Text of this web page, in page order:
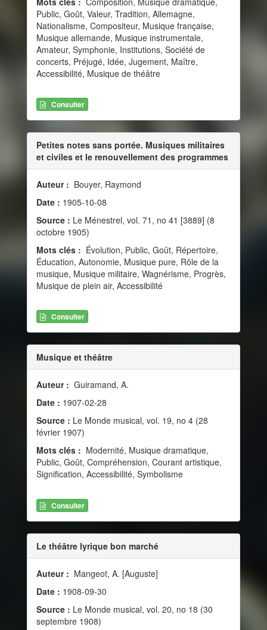
Public, Goût, Valeur, Tradition, Allemagne,
Nationalisme, Compositeur, Musique française,
Musique allemande, Musique instrumentale,
Amateur, Symphonie, Institutions, Société de
concerts, Préjugé, Idée, Jugement, Maître,
Accessibilité, Musique de théâtre
Consulter
Petites notes sans portée. Musiques militaires
et civiles et le renouvellement des programmes
Auteur : Bouyer, Raymond
Date : 1905-10-08
Source : Le Ménestrel, vol. 71, no 41 [3889] (8
octobre 1905)
Mots clés : Évolution, Public, Goût, Répertoire,
Éducation, Autonomie, Musique pure, Rôle de la
musique, Musique militaire, Wagnérisme, Progrès,
Musique de plein air, Accessibilité
Consulter
Musique et théâtre
Auteur : Guiramand, A.
Date : 1907-02-28
Source : Le Monde musical, vol. 19, no 4 (28
février 1907)
Mots clés : Modernité, Musique dramatique,
Public, Goût, Compréhension, Courant artistique,
Signification, Accessibilité, Symbolisme
Consulter
Le théâtre lyrique bon marché
Auteur : Mangeot, A. [Auguste]
Date : 1908-09-30
Source : Le Monde musical, vol. 20, no 18 (30
septembre 1908)